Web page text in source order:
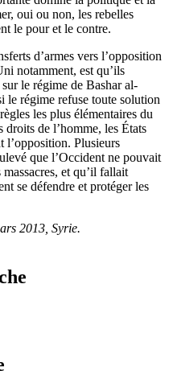
oui ou non, les rebelles
le pour et le contre.
d’armes vers l’opposition
notamment, est qu’ils
le régime de Bashar al-
le régime refuse toute solution
les plus élémentaires du
de l’homme, les États
l’opposition. Plusieurs
que l’Occident ne pouvait
et qu’il fallait
se défendre et protéger les
2013, Syrie.